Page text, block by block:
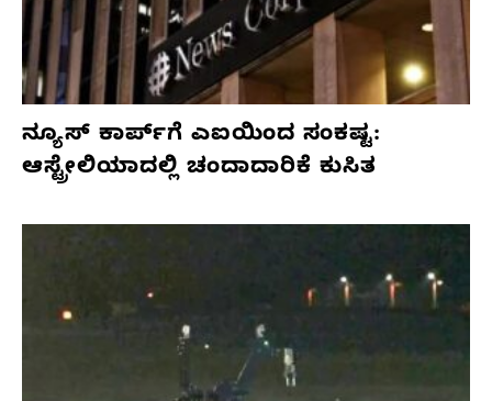
ನ್ಯೂಸ್ ಕಾರ್ಪ್‌ಗೆ ಎಐಯಿಂದ ಸಂಕಷ್ಟ:
ಆಸ್ಟ್ರೇಲಿಯಾದಲ್ಲಿ ಚಂದಾದಾರಿಕೆ ಕುಸಿತ